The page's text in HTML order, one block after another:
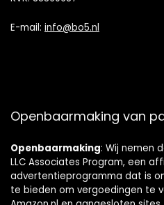
E-mail: info@bo5.nl
Openbaarmaking van
Openbaarmaking: Wij nemen
LLC Associates Program, een
advertentieprogramma dat is
te bieden om vergoedingen te